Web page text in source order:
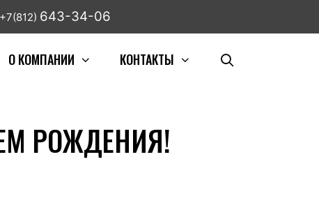
643-34-06
О КОМПАНИИ КОНТАКТЫ
РОЖДЕНИЯ!